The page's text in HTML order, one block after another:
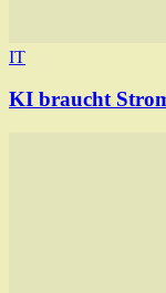
IT
KI braucht